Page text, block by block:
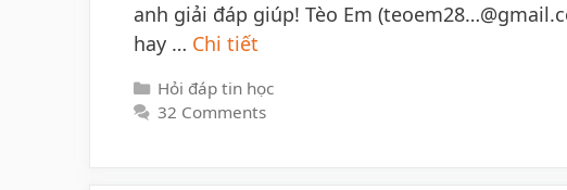
anh giải đáp giúp! Tèo Em
hay … Chi tiết
Categories
Hỏi đáp tin học
32 Comments